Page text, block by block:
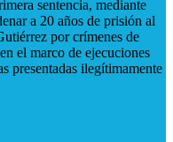
sentencia, mediante
a 20 años de prisión al
por crímenes de
el marco de ejecuciones
presentadas ilegítimamente